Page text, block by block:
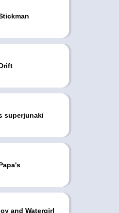
superjunaki
and Watergirl